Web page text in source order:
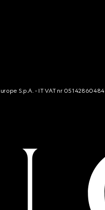
S.p.A. - IT VAT nr